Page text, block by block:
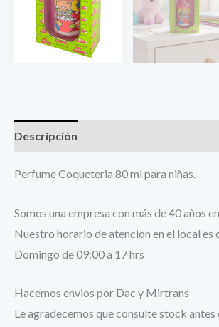
Descripción
Perfume Coqueteria 80 ml para niñas.
Somos una empresa con más de 40
Nuestro horario de atencion en el local es
Domingo de 09:00 a 17 hrs
Hacemos envios por Dac y Mirtrans
Le agradecemos que consulte stock antes